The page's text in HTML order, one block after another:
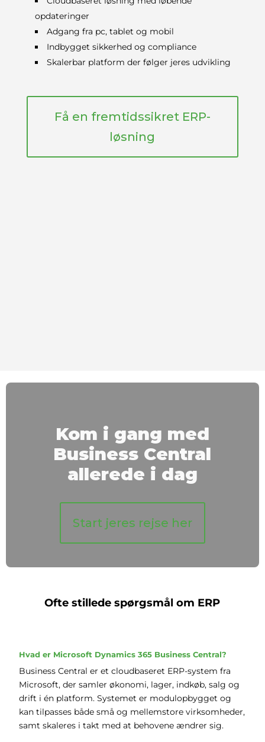
opdateringer
Adgang fra pc, tablet og mobil
Indbygget sikkerhed og compliance
Skalerbar platform der følger jeres udvikling
Få en fremtidssikret ERP-
løsning
Kom i gang med
Business Central
allerede i dag
Start jeres rejse her
Ofte stillede spørgsmål om ERP
Hvad er Microsoft Dynamics 365 Business Central?
Business Central er et cloudbaseret ERP-system fra
Microsoft, der samler økonomi, lager, indkøb, salg og
drift i én platform. Systemet er modulopbygget og
kan tilpasses både små og mellemstore virksomheder,
samt skaleres i takt med at behovene ændrer sig.